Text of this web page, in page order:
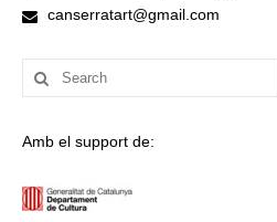
canserratart@gmail.com
Search
for:
Amb el support de: